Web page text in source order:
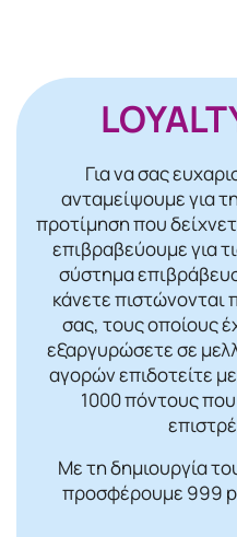
Για να σας
ανταμείψουμε για
προτίμηση που
επιβραβεύουμε για
σύστημα
κάνετε πιστώνονται
σας, τους οποίους
εξαργυρώσετε σε
αγορών επιδοτείτε
1000 πόντους
Με τη δημιουργία
προσφέρουμε 999